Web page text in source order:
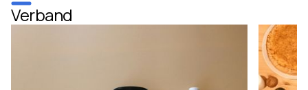
Verband